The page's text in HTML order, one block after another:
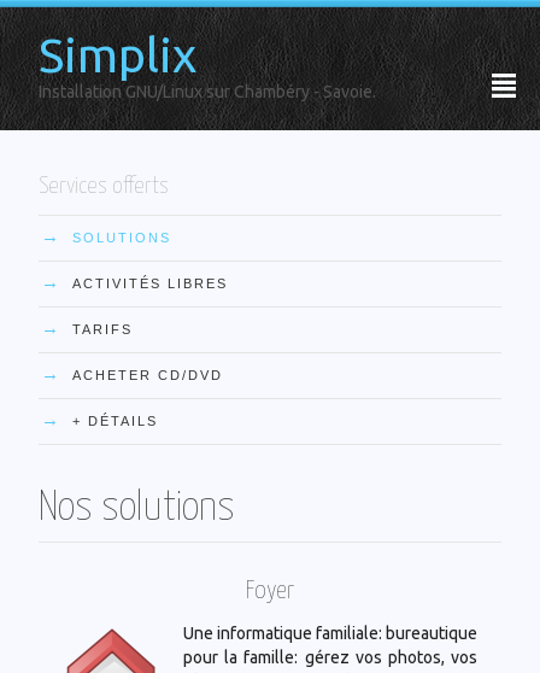
Simplix
Installation GNU/Linux sur Chambéry - Savoie. ²
Services offerts
→ SOLUTIONS
→ ACTIVITÉS LIBRES
→ TARIFS
→ ACHETER CD/DVD
→ + DÉTAILS
Nos solutions
Foyer
Une informatique familiale: bureautique
pour la famille: gérez vos photos, vos